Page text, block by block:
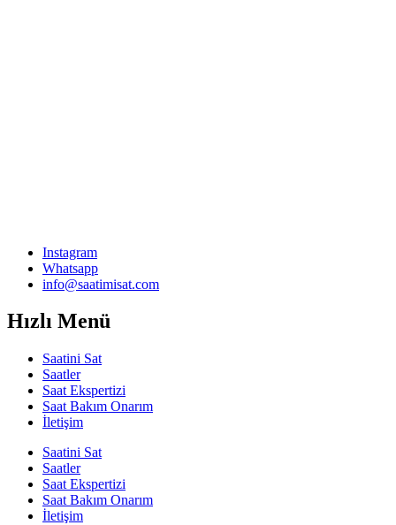
Instagram
Whatsapp
info@saatimisat.com
Hızlı Menü
Saatini Sat
Saatler
Saat Ekspertizi
Saat Bakım Onarım
İletişim
Saatini Sat
Saatler
Saat Ekspertizi
Saat Bakım Onarım
İletişim